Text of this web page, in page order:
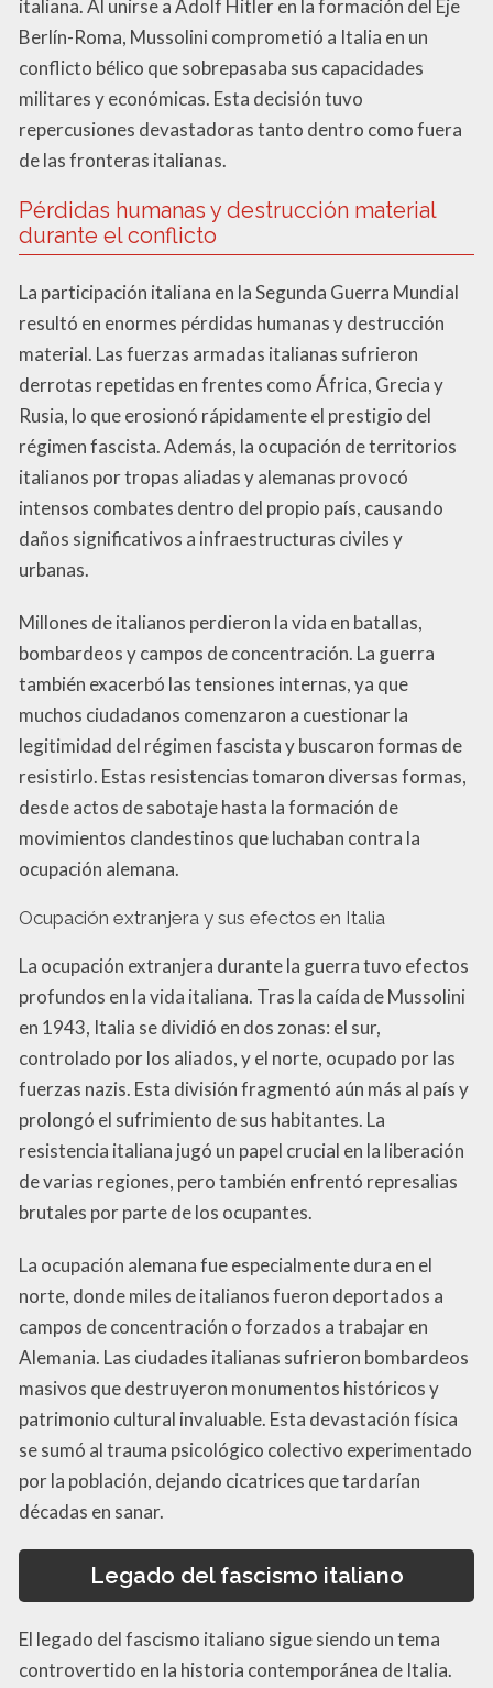
italiana. Al unirse a Adolf Hitler en la formación del Eje
Berlín-Roma, Mussolini comprometió a Italia en un
conflicto bélico que sobrepasaba sus capacidades
militares y económicas. Esta decisión tuvo
repercusiones devastadoras tanto dentro como fuera
de las fronteras italianas.
Pérdidas humanas y destrucción material
durante el conflicto
La participación italiana en la Segunda Guerra Mundial
resultó en enormes pérdidas humanas y destrucción
material. Las fuerzas armadas italianas sufrieron
derrotas repetidas en frentes como África, Grecia y
Rusia, lo que erosionó rápidamente el prestigio del
régimen fascista. Además, la ocupación de territorios
italianos por tropas aliadas y alemanas provocó
intensos combates dentro del propio país, causando
daños significativos a infraestructuras civiles y
urbanas.
Millones de italianos perdieron la vida en batallas,
bombardeos y campos de concentración. La guerra
también exacerbó las tensiones internas, ya que
muchos ciudadanos comenzaron a cuestionar la
legitimidad del régimen fascista y buscaron formas de
resistirlo. Estas resistencias tomaron diversas formas,
desde actos de sabotaje hasta la formación de
movimientos clandestinos que luchaban contra la
ocupación alemana.
Ocupación extranjera y sus efectos en Italia
La ocupación extranjera durante la guerra tuvo efectos
profundos en la vida italiana. Tras la caída de Mussolini
en 1943, Italia se dividió en dos zonas: el sur,
controlado por los aliados, y el norte, ocupado por las
fuerzas nazis. Esta división fragmentó aún más al país y
prolongó el sufrimiento de sus habitantes. La
resistencia italiana jugó un papel crucial en la liberación
de varias regiones, pero también enfrentó represalias
brutales por parte de los ocupantes.
La ocupación alemana fue especialmente dura en el
norte, donde miles de italianos fueron deportados a
campos de concentración o forzados a trabajar en
Alemania. Las ciudades italianas sufrieron bombardeos
masivos que destruyeron monumentos históricos y
patrimonio cultural invaluable. Esta devastación física
se sumó al trauma psicológico colectivo experimentado
por la población, dejando cicatrices que tardarían
décadas en sanar.
Legado del fascismo italiano
El legado del fascismo italiano sigue siendo un tema
controvertido en la historia contemporánea de Italia.